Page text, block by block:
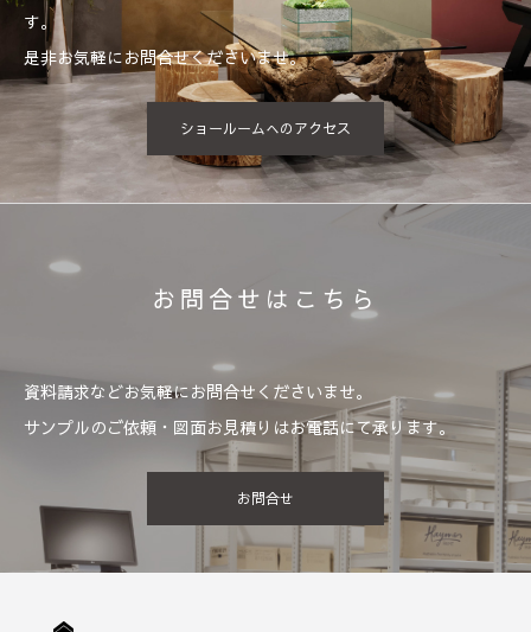
す。
是非お気軽にお問合せくださいませ。
ショールームへのアクセス
お問合せはこちら
資料請求などお気軽にお問合せくださいませ。
サンプルのご依頼・図面お見積りはお電話にて承ります。
お問合せ